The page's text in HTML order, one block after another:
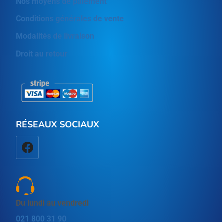
Conditions générales de vente
Modalités de livraison
Droit au retour
RÉSEAUX SOCIAUX
Du lundi au vendredi
021 800 31 90